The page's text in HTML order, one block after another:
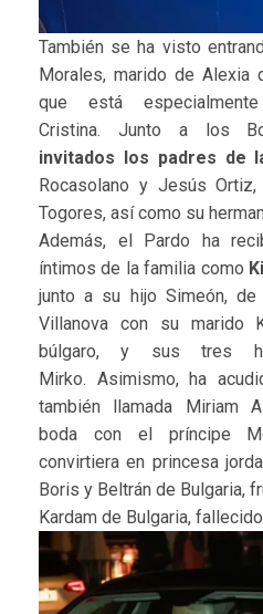
También se ha visto
Morales, marido de Alexia
que está
Cristina. Junto a los
invitados los padres de
Rocasolano y Jesús
Togores, así como su
Además, el Pardo ha
íntimos de la familia como
junto a su hijo Simeón,
Villanova con su marido
búlgaro, y sus tres
Mirko. Asimismo, ha
también llamada Miriam
boda con el príncipe
convirtiera en princesa
Boris y Beltrán de Bulgaria,
Kardam de Bulgaria,